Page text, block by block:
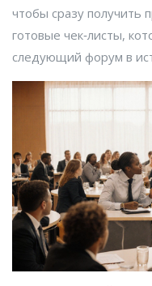
чтобы сразу получить
готовые чек‑листы,
следующий форум в